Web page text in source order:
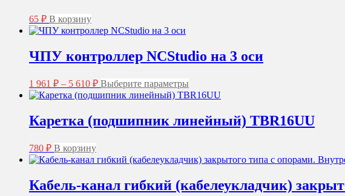
65 ₽ В корзину
ЧПУ контроллер NCStudio на 3 оси
1 961 ₽ – 5 610 ₽Диапазон
цен:
1
–
Выберите параметры
товар
имеет
несколько
вариаций.
выбрать
странице
товара.
Каретка (подшипник линейный) TBR16UU
780 ₽ В корзину
Кабель-канал гибкий (кабелеукладчик)